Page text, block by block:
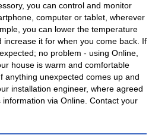
you can control and monitor
computer or tablet, wherever
you can lower the temperature
increase it for when you come back. If
no problem - using Online,
house is warm and comfortable
anything unexpected comes up and
installation engineer, where agreed
via Online. Contact your